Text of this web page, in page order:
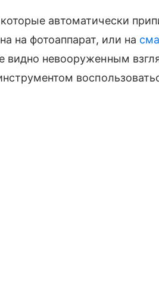
автоматически
на фотоаппарат, или на
видно невооруженным